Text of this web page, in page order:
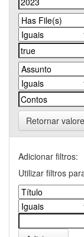
Retornar
Adicionar filtros:
Utilizar filtros